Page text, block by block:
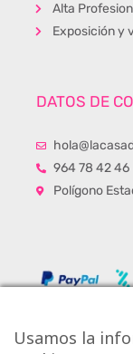
Alta
Exposición y
DATOS DE
964 78 42 46
Polígono
Usamos la